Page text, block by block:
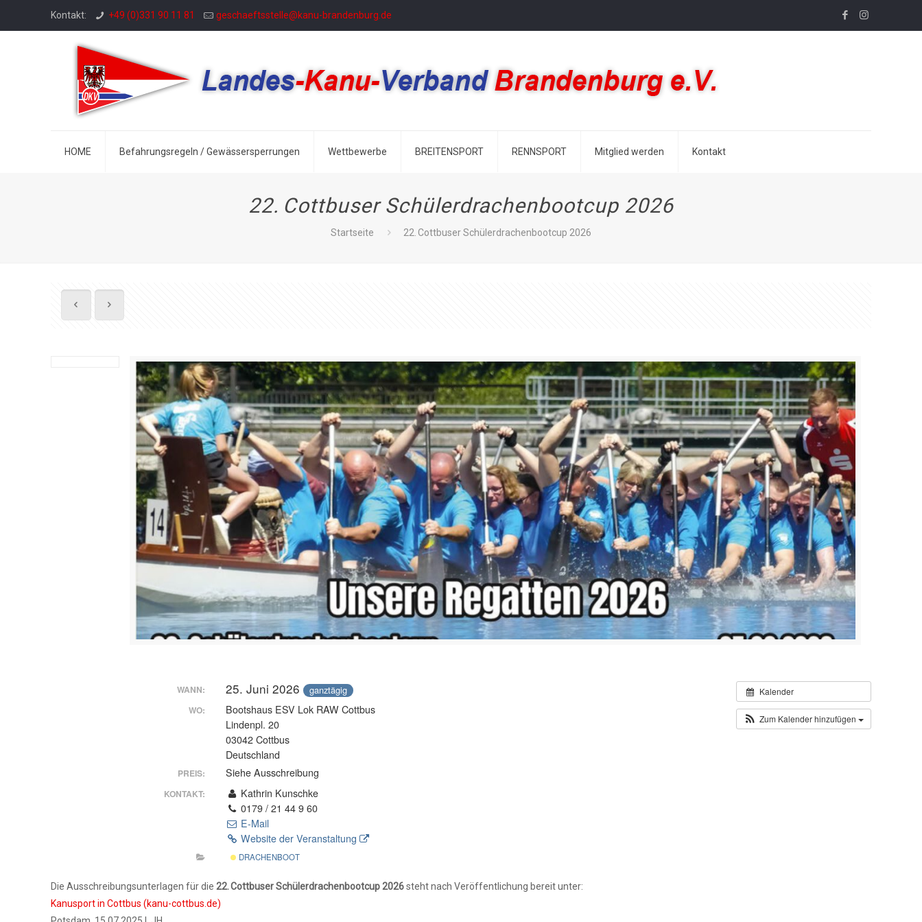
Kontakt: +49 (0)331 90 11 81 geschaeftsstelle@kanu-brandenburg.de
HOME Befahrungsregeln / Gewässersperrungen Wettbewerbe BREITENSPORT RENNSPORT Mitglied werden Kontakt
22. Cottbuser Schülerdrachenbootcup 2026
Startseite 22. Cottbuser Schülerdrachenbootcup 2026
Kalender
Zum Kalender hinzufügen
WANN: 25. Juni 2026 ganztägig
WO:
Bootshaus ESV Lok RAW Cottbus
Lindenpl. 20
03042 Cottbus
Deutschland
PREIS: Siehe Ausschreibung
KONTAKT:
Kathrin Kunschke
0179 / 21 44 9 60
E-Mail
Website der Veranstaltung
DRACHENBOOT
Die Ausschreibungsunterlagen für die22. Cottbuser Schülerdrachenbootcup 2026steht nach Veröffentlichung bereit unter:
Kanusport in Cottbus (kanu-cottbus.de)